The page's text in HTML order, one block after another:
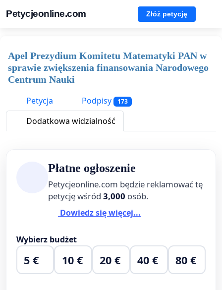
Petycjeonline.com Złóż petycję
Apel Prezydium Komitetu Matematyki PAN w
sprawie zwiększenia finansowania Narodowego
Centrum Nauki
Petycja
Podpisy 173
Dodatkowa widzialność
Płatne ogłoszenie
Petycjeonline.com będzie reklamować tę
petycję wśród 3,000 osób.
Dowiedz się więcej...
Wybierz budżet
5 € 10 € 20 € 40 € 80 €